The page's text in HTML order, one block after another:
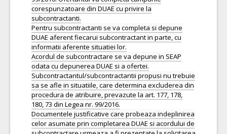
corespunzatoare din DUAE cu privire la
subcontractanti.
Pentru subcontractanti se va completa si depune
DUAE aferent fiecarui subcontractant in parte, cu
informatii aferente situatiei lor.
Acordul de subcontractare se va depune in SEAP
odata cu depunerea DUAE si a ofertei.
Subcontractantul/subcontractantii propusi nu trebuie
sa se afle in situatiile, care determina excluderea din
procedura de atribuire, prevazute la art. 177, 178,
180, 73 din Legea nr. 99/2016.
Documentele justificative care probeaza indeplinirea
celor asumate prin completarea DUAE si acordului de